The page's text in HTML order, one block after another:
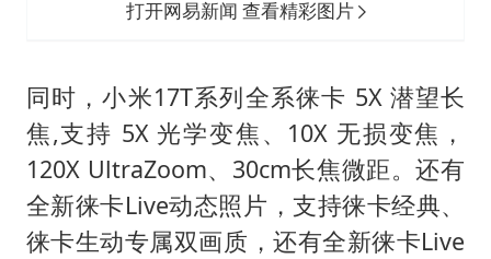
打开网易新闻 查看精彩图片
同时，小米17T系列全系徕卡 5X 潜望长
焦,支持 5X 光学变焦、10X 无损变焦，
120X UltraZoom、30cm长焦微距。还有
全新徕卡Live动态照片，支持徕卡经典、
徕卡生动专属双画质，还有全新徕卡Live